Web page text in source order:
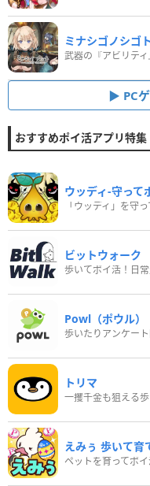
ミナシゴノシゴト
PC
おすすめポイ活アプリ特集
ウッディ‐守って
「ウッディ」を守
ビットウォーク
Powl（ポウル）
トリマ
一攫千金も狙える
えみぅ 歩いて育